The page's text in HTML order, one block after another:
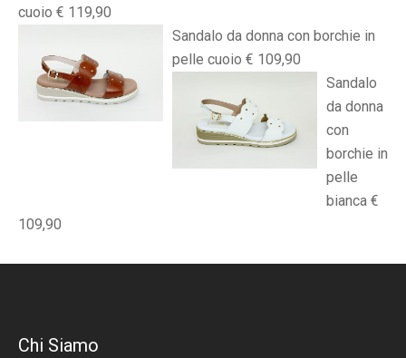
cuoio € 119,90
Sandalo da donna con borchie in
pelle cuoio € 109,90
Sandalo
da donna
con
borchie in
pelle
bianca €
109,90
Chi Siamo